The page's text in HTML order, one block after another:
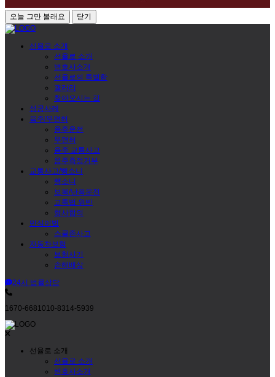
오늘 그만 볼래요 닫기
선율로 소개
선율로 소개
변호사소개
선율로의 특별함
갤러리
찾아오시는 길
성공사례
음주/무면허
음주운전
무면허
음주 교통사고
음주측정거부
교통사고/뺑소니
뺑소니
보복/난폭운전
교특법 위반
형사합의
민식이법
스쿨존사고
자동차보험
보험사기
손해배상
24시 법률상담
1670-6681010-8314-5939
선율로 소개
선율로 소개
변호사소개